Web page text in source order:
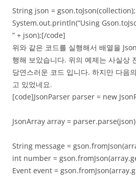
String json = gson.toJson(collection);
System.out.println(“Using
” + json);[/code]
위와 같은 코드를 실행해서 배열을
행해 보았습니다. 위의 예제는 사실상
당연스러운 코드 입니다. 하지만 다음
고 있었네요.
[code]JsonParser parser = new
JsonArray array =
String message =
int number =
Event event =